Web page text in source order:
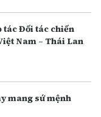
tác Đối tác chiến
Nam – Thái Lan
mang sứ mệnh